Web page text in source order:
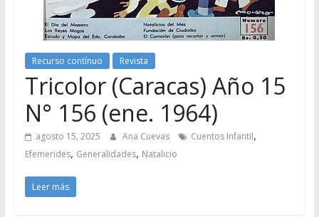
Recurso contínuo Revista
Tricolor (Caracas) Año 15
N° 156 (ene. 1964)
agosto 15, 2025 Ana Cuevas Cuentos Infantil,
Efemerides, Generalidades, Natalicio
Leer más